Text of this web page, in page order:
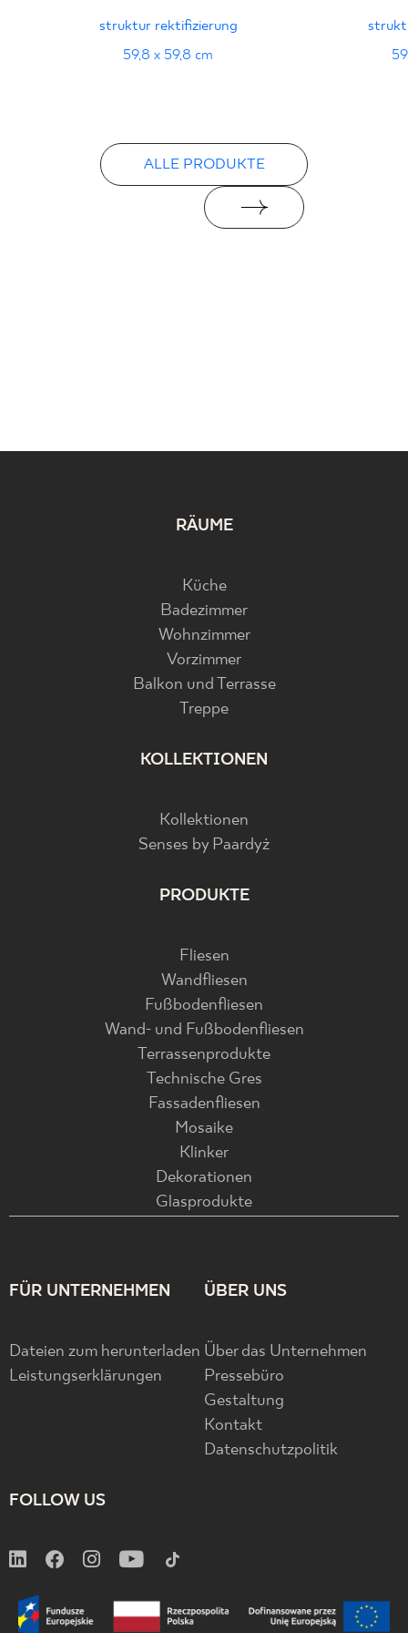
struktur rektifizierung
59,8 x 59,8 cm
ALLE PRODUKTE
RÄUME
Küche
Badezimmer
Wohnzimmer
Vorzimmer
Balkon und Terrasse
Treppe
KOLLEKTIONEN
Kollektionen
Senses by Paardyż
PRODUKTE
Fliesen
Wandfliesen
Fußbodenfliesen
Wand- und Fußbodenfliesen
Terrassenprodukte
Technische Gres
Fassadenfliesen
Mosaike
Klinker
Dekorationen
Glasprodukte
FÜR UNTERNEHMEN
Dateien zum herunterladen
Leistungserklärungen
ÜBER UNS
Über das Unternehmen
Pressebüro
Gestaltung
Kontakt
Datenschutzpolitik
FOLLOW US